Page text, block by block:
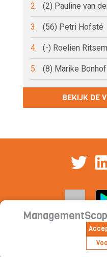
2. (2) Pauline van
3. (56) Petri Hofsté
4. (-) Roelien
5. (8) Marike Bonhof
BEKIJK DE